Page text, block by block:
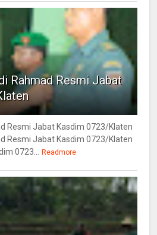
Rahmad Resmi Jabat
Resmi Jabat Kasdim 0723/Klaten
Resmi Jabat Kasdim 0723/Klaten
0723...
Readmore